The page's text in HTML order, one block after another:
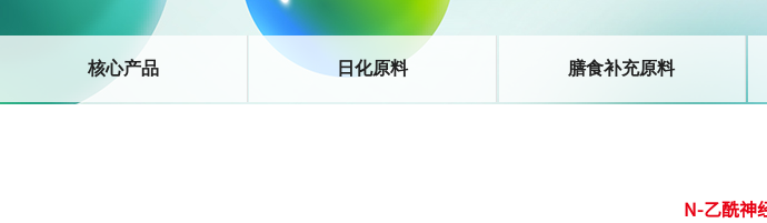
核心产品 日化原料 膳食补充原料
N-乙酰神